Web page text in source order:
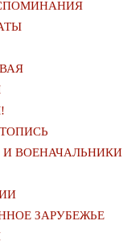
ВОЕНАЧАЛЬНИКИ
ЗАРУБЕЖЬЕ